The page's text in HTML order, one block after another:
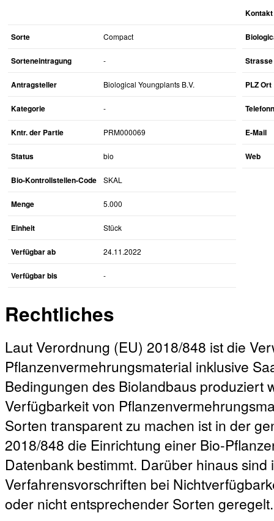
Sorte Compact
Sorteneintragung -
Antragsteller Biological Youngplants B.V.
Kategorie -
Kntr. der Partie PRM000069
Status bio
Bio-Kontrollstellen-Code SKAL
Menge 5.000
Einheit Stück
Verfügbar ab 24.11.2022
Verfügbar bis -
Kontakt
Strasse
PLZ Ort
E-Mail
Web
Rechtliches
Laut Verordnung (EU) 2018/848 ist die
Pflanzenvermehrungsmaterial inklusive
Bedingungen des Biolandbaus produziert
Verfügbarkeit von
Sorten transparent zu machen ist in der
2018/848 die Einrichtung einer Bio-
Datenbank bestimmt. Darüber hinaus
Verfahrensvorschriften bei
oder nicht entsprechender Sorten geregelt.